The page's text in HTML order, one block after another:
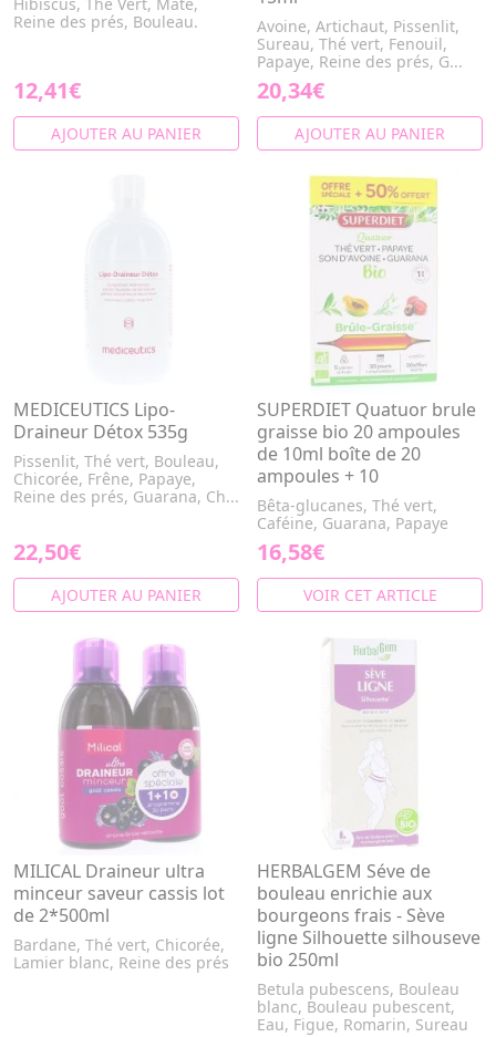
Reine des prés, Bouleau.
12,41€
AJOUTER AU PANIER
Avoine, Artichaut, Pissenlit,
Sureau, Thé vert, Fenouil,
Papaye, Reine des prés, G...
20,34€
AJOUTER AU PANIER
MEDICEUTICS Lipo-
Draineur Détox 535g
Pissenlit, Thé vert, Bouleau,
Chicorée, Frêne, Papaye,
Reine des prés, Guarana, Ch...
22,50€
AJOUTER AU PANIER
SUPERDIET Quatuor brule
graisse bio 20 ampoules
de 10ml boîte de 20
ampoules + 10
Bêta-glucanes, Thé vert,
Caféine, Guarana, Papaye
16,58€
VOIR CET ARTICLE
MILICAL Draineur ultra
minceur saveur cassis lot
de 2*500ml
Bardane, Thé vert, Chicorée,
Lamier blanc, Reine des prés
HERBALGEM Séve de
bouleau enrichie aux
bourgeons frais - Sève
ligne Silhouette silhouseve
bio 250ml
Betula pubescens, Bouleau
blanc, Bouleau pubescent,
Eau, Figue, Romarin, Sureau